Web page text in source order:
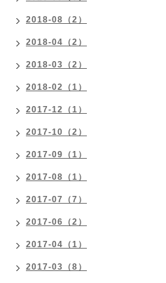
2018-08（2）
2018-04（2）
2018-03（2）
2018-02（1）
2017-12（1）
2017-10（2）
2017-09（1）
2017-08（1）
2017-07（7）
2017-06（2）
2017-04（1）
2017-03（8）